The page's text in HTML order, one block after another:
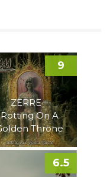
ZERRE –
Rotting On A
Throne
9
6.5